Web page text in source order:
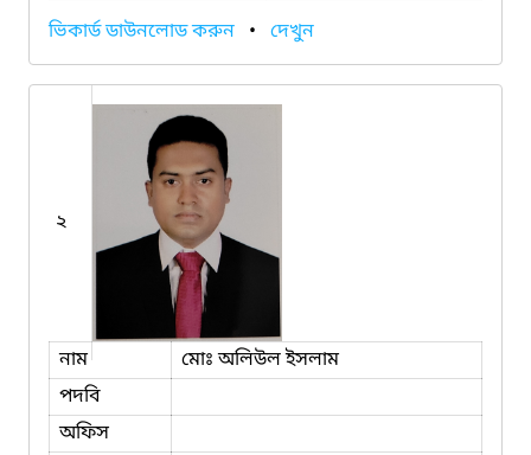
ভিকার্ড ডাউনলোড করুন • দেখুন
২
নাম
মোঃ অলিউল ইসলাম
পদবি
অফিস